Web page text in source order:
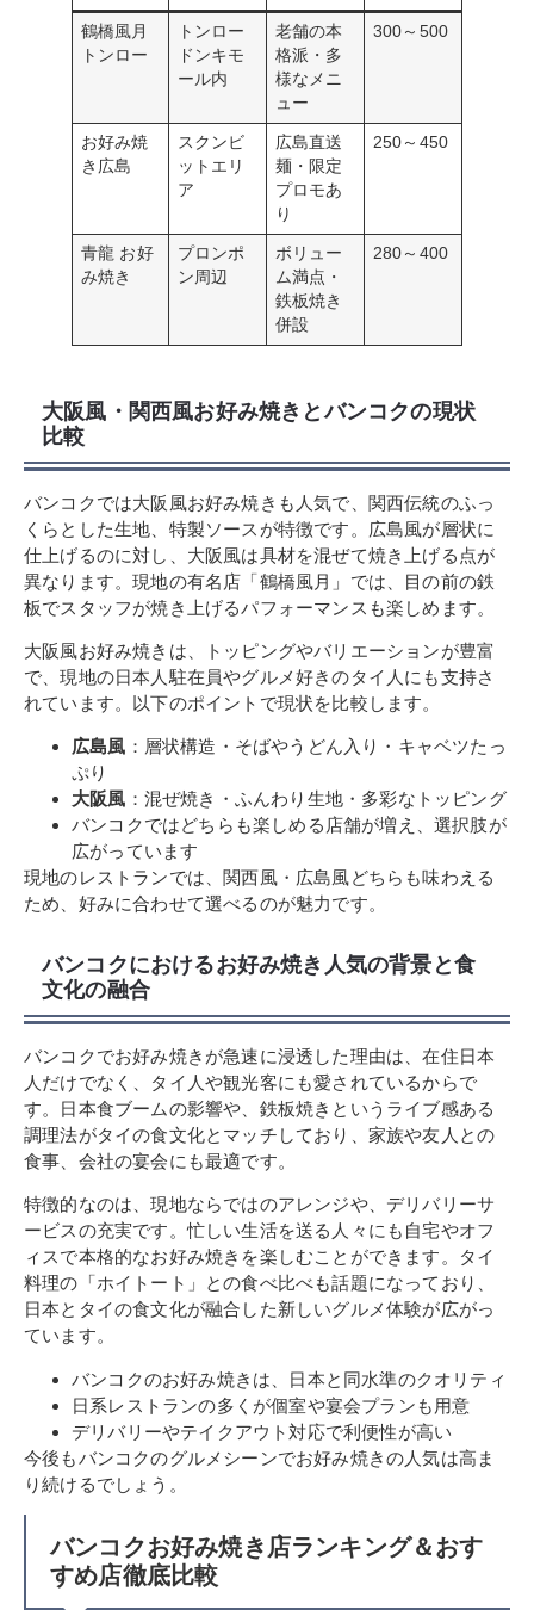
鶴橋風月
トンロー
トンロー
ドンキモ
ール内
老舗の本
格派・多
様なメニ
ュー
300～500
お好み焼
き広島
スクンビ
ットエリ
ア
広島直送
麺・限定
プロモあ
り
250～450
青龍 お好
み焼き
プロンポ
ン周辺
ボリュー
ム満点・
鉄板焼き
併設
280～400
大阪風・関西風お好み焼きとバンコクの現状
比較
バンコクでは大阪風お好み焼きも人気で、関西伝統のふっ
くらとした生地、特製ソースが特徴です。広島風が層状に
仕上げるのに対し、大阪風は具材を混ぜて焼き上げる点が
異なります。現地の有名店「鶴橋風月」では、目の前の鉄
板でスタッフが焼き上げるパフォーマンスも楽しめます。
大阪風お好み焼きは、トッピングやバリエーションが豊富
で、現地の日本人駐在員やグルメ好きのタイ人にも支持さ
れています。以下のポイントで現状を比較します。
広島風 ：層状構造・そばやうどん入り・キャベツたっ
ぷり
大阪風 ：混ぜ焼き・ふんわり生地・多彩なトッピング
バンコクではどちらも楽しめる店舗が増え、選択肢が
広がっています
現地のレストランでは、関西風・広島風どちらも味わえる
ため、好みに合わせて選べるのが魅力です。
バンコクにおけるお好み焼き人気の背景と食
文化の融合
バンコクでお好み焼きが急速に浸透した理由は、在住日本
人だけでなく、タイ人や観光客にも愛されているからで
す。日本食ブームの影響や、鉄板焼きというライブ感ある
調理法がタイの食文化とマッチしており、家族や友人との
食事、会社の宴会にも最適です。
特徴的なのは、現地ならではのアレンジや、デリバリーサ
ービスの充実です。忙しい生活を送る人々にも自宅やオフ
ィスで本格的なお好み焼きを楽しむことができます。タイ
料理の「ホイトート」との食べ比べも話題になっており、
日本とタイの食文化が融合した新しいグルメ体験が広がっ
ています。
バンコクのお好み焼きは、日本と同水準のクオリティ
日系レストランの多くが個室や宴会プランも用意
デリバリーやテイクアウト対応で利便性が高い
今後もバンコクのグルメシーンでお好み焼きの人気は高ま
り続けるでしょう。
バンコクお好み焼き店ランキング＆おす
すめ店徹底比較